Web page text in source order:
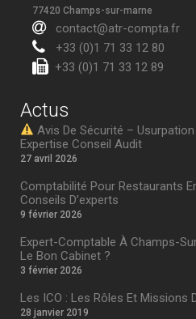
77420 Champs-sur-marne
contact@atr-compta.fr
+33 (0)1 71 33 12 80
+33 (0)1 71 33 12 89
Actus
Avis De Sécurité – Usurpation
Expertise Conseil Audit
27 avril 2026
Comptabilité Pour Restaurants
Conseils D’experts
9 février 2026
Expert-Comptable À Champs-
Le Bon Cabinet ?
3 février 2026
Les ICO : Les Rôles Et Missions
28 janvier 2019